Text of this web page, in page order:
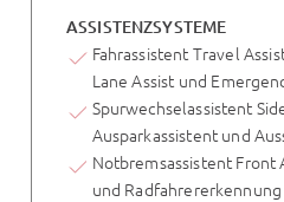
ASSISTENZSYSTEME
Fahrassistent Travel
Lane Assist und
Spurwechselassistent
Ausparkassistent und
Notbremsassistent Front
und Radfahrererkennung